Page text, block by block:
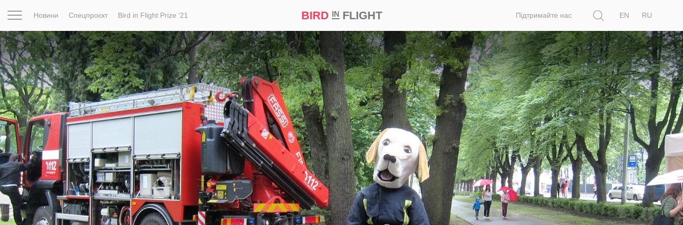
Новини Спецпроєкт Bird in Flight Prize ‘21 BIRD INFLIGHT Підтримайте нас
EN
RU
Натхнення Фотопроєкт Новини Світ Архітектура Професія Bird in Flight Prize ‘21